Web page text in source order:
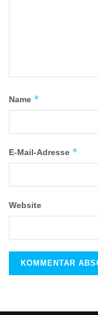
Name *
E-Mail-Adresse *
Website